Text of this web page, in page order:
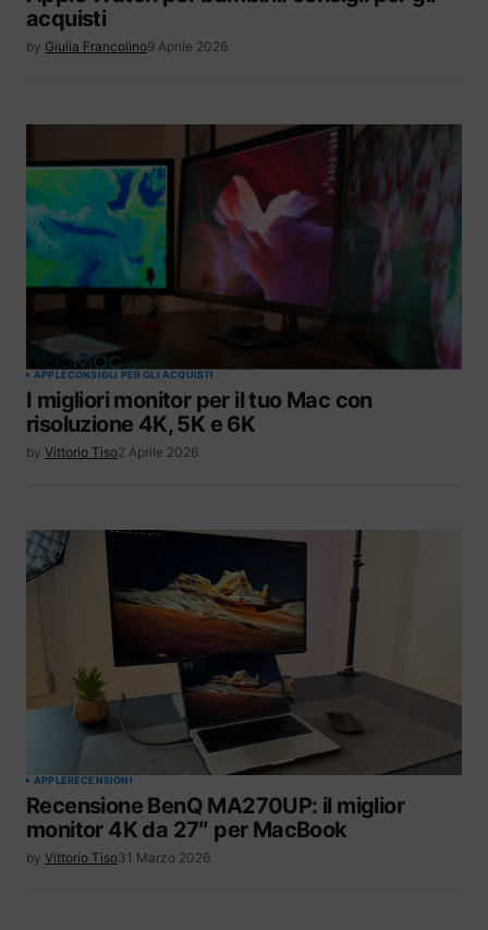
acquisti
by Giulia Francolino9 Aprile 2026
APPLECONSIGLI PER GLI ACQUISTI
I migliori monitor per il tuo Mac con
risoluzione 4K, 5K e 6K
by Vittorio Tiso2 Aprile 2026
APPLERECENSIONI
Recensione BenQ MA270UP: il miglior
monitor 4K da 27″ per MacBook
by Vittorio Tiso31 Marzo 2026